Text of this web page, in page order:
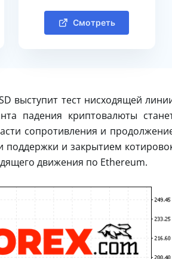
Смотреть
выступит тест нисходящей
падения криптовалюты
сопротивления и
поддержки и закрытием
движения по Ethereum.